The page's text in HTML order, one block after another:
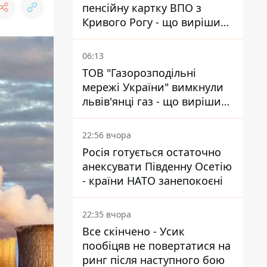
пенсійну картку ВПО з
Кривого Рогу - що вирішив
суд
06:13
ТОВ "Газорозподільні
мережі України" вимкнули
львів'янці газ - що вирішив
суд
22:56 вчора
Росія готується остаточно
анексувати Південну Осетію
- країни НАТО занепокоєні
22:35 вчора
Все скінчено - Усик
пообіцяв не повертатися на
ринг після наступного бою